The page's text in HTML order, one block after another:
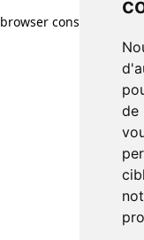
de
browser console for